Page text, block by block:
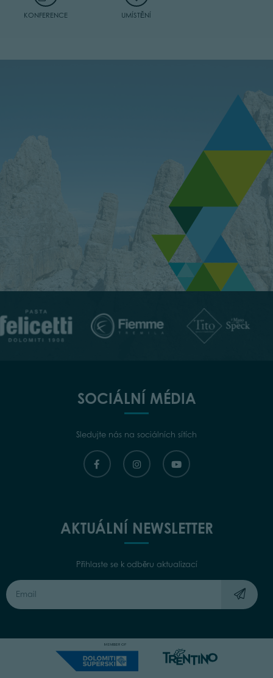
KONFERENCE UMÍSTĚNÍ
SOCIÁLNÍ MÉDIA
Sledujte nás na sociálních sítích
AKTUÁLNÍ NEWSLETTER
Přihlaste se k odběru aktualizací